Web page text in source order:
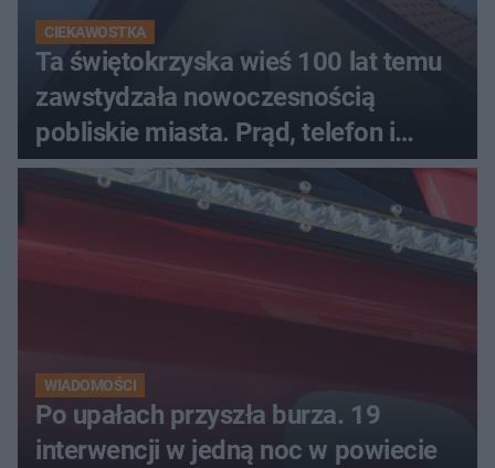
CIEKAWOSTKA
Ta świętokrzyska wieś 100 lat temu
zawstydzała nowoczesnością
pobliskie miasta. Prąd, telefon i
luksusowa auta
WIADOMOŚCI
Po upałach przyszła burza. 19
interwencji w jedną noc w powiecie